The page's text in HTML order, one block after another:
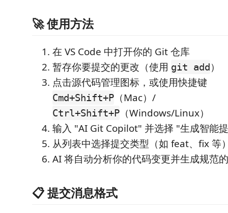
🚀 使用方法
在 VS Code 中打开你的 Git 仓库
暂存你要提交的更改（使用 git add）
点击源代码管理图标，或使用快捷键
Cmd+Shift+P （Mac）/
Ctrl+Shift+P （Windows/Linux）
输入 "AI Git Copilot" 并选择 "生成智能
从列表中选择提交类型（如 feat、fix 等
AI 将自动分析你的代码变更并生成规范
📋 提交消息格式